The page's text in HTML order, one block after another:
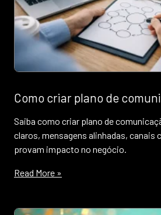
Como criar plano de
Saiba como criar plano de
claros, mensagens alinhadas, canais
provam impacto no negócio.
Read More »